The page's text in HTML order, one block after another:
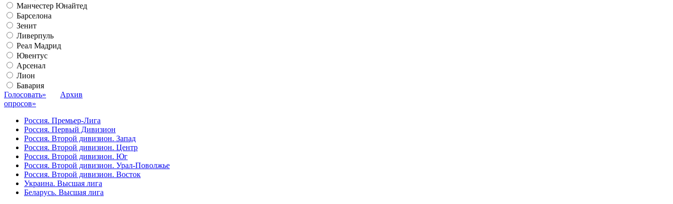
Манчестер Юнайтед
Барселона
Зенит
Ливерпуль
Реал Мадрид
Ювентус
Арсенал
Лион
Бавария
Голосовать»
Архив
опросов»
Россия. Премьер-Лига
Россия. Первый Дивизион
Россия. Второй дивизион. Запад
Россия. Второй дивизион. Центр
Россия. Второй дивизион. Юг
Россия. Второй дивизион. Урал-Поволжье
Россия. Второй дивизион. Восток
Украина. Высшая лига
Беларусь. Высшая лига